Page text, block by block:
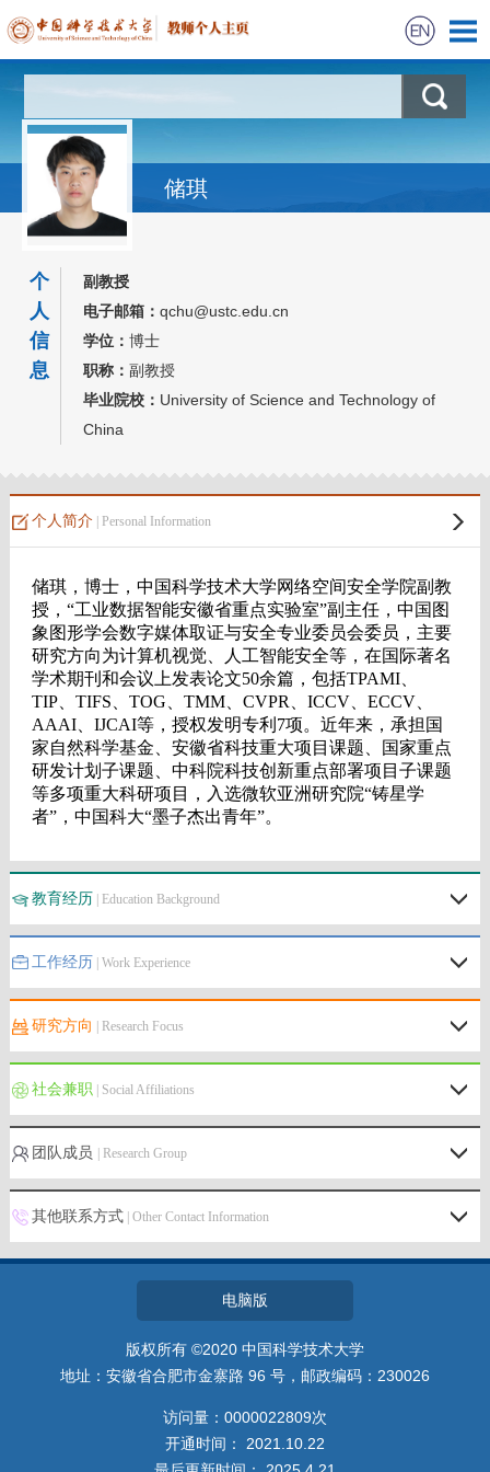
新闻
科学研究
教学研究
储琪
个
人
信
息
副教授
电子邮箱： qchu@ustc.edu.cn
学位： 博士
职称： 副教授
毕业院校： University of Science and Technology of
China
个人简介| Personal Information
教育经历 | Education Background
工作经历 | Work Experience
研究方向 | Research Focus
社会兼职| Social Affiliations
团队成员 | Research Group
其他联系方式| Other Contact Information
电脑版
版权所有 ©2020 中国科学技术大学
地址：安徽省合肥市金寨路 96 号，邮政编码：230026
访问量： 0000022809次
开通时间： 2021 10 22